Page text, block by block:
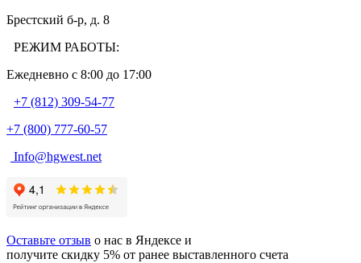
Брестский б-р, д. 8
РЕЖИМ РАБОТЫ:
Ежедневно c 8:00 до 17:00
+7 (812) 309-54-77
+7 (800) 777-60-57
Info@hgwest.net
Оставьте отзыв о нас в Яндексе и
получите скидку 5% от ранее выставленного счета